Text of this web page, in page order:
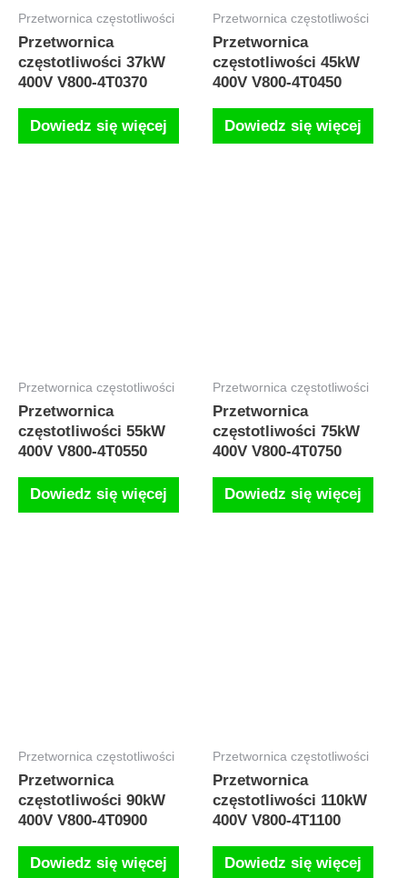
Przetwornica częstotliwości
Przetwornica
częstotliwości 37kW
400V V800-4T0370
Dowiedz się więcej
Przetwornica częstotliwości
Przetwornica
częstotliwości 45kW
400V V800-4T0450
Dowiedz się więcej
Przetwornica częstotliwości
Przetwornica
częstotliwości 55kW
400V V800-4T0550
Dowiedz się więcej
Przetwornica częstotliwości
Przetwornica
częstotliwości 75kW
400V V800-4T0750
Dowiedz się więcej
Przetwornica częstotliwości
Przetwornica
częstotliwości 90kW
400V V800-4T0900
Dowiedz się więcej
Przetwornica częstotliwości
Przetwornica
częstotliwości 110kW
400V V800-4T1100
Dowiedz się więcej